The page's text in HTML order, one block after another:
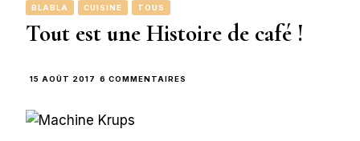
BLABLA CUISINE TOUS
Tout est une Histoire de café !
15 AOÛT 2017 6 COMMENTAIRES